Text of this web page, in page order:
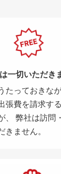
一切いただき
たっておきな
張費を請求す
、 弊社は訪問
きません。